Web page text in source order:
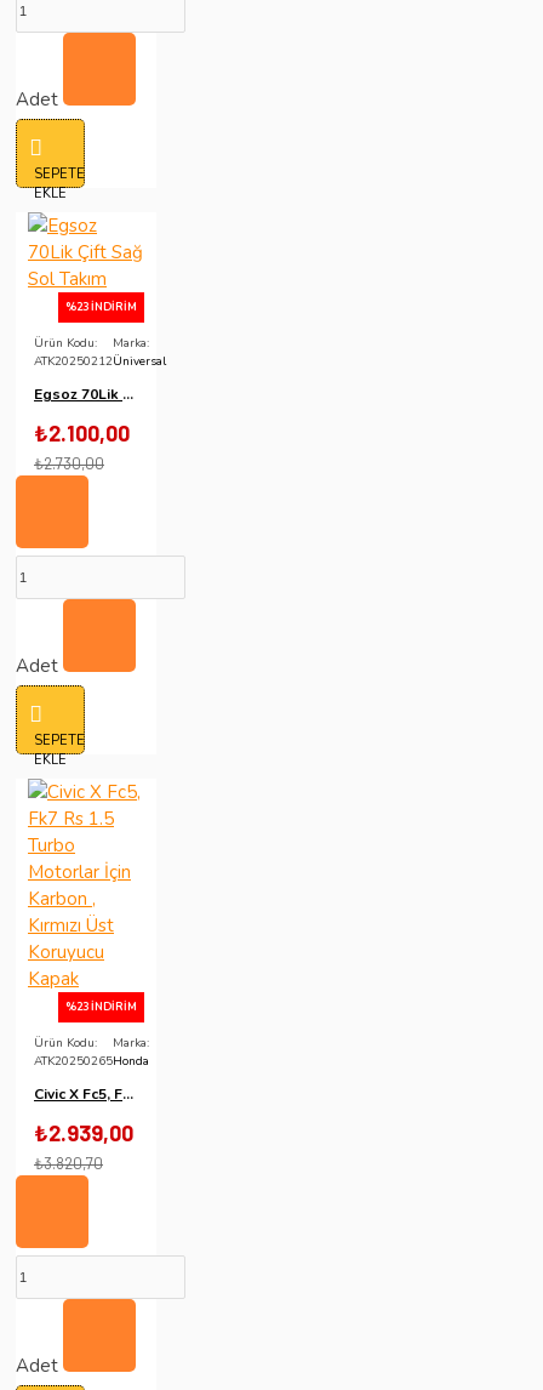
Adet
SEPETE
EKLE
%23 İNDIRIM
Ürün Kodu:
ATK20250212
Marka:
Üniversal
Egsoz 70Lik Çift Sağ Sol Takım
₺2.100,00
₺2.730,00
Adet
SEPETE
EKLE
%23 İNDIRIM
Ürün Kodu:
ATK20250265
Marka:
Honda
Civic X Fc5, Fk7 Rs 1.5 Turbo Motorlar İçin Karbon , Kırmızı Üst Koruyucu Kapak
₺2.939,00
₺3.820,70
Adet